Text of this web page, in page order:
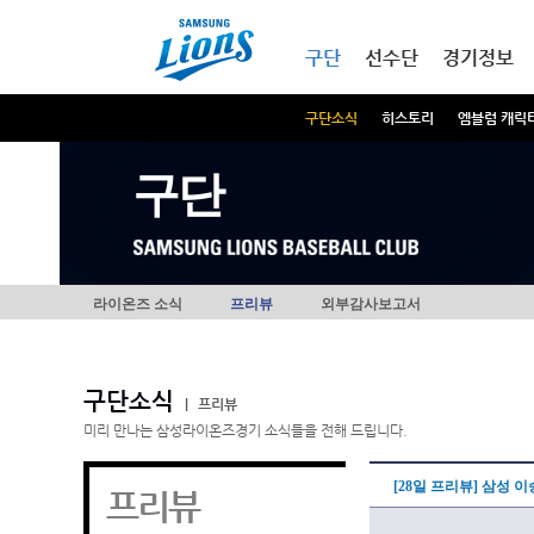
구단
구단소식 히스토리 엠블럼 캐릭
선수단 경기정보
구단
라이온즈 소식 프리뷰 외부감사보고서
구단소식
프리뷰
미리 만나는 삼성라이온즈경기 소식들을 전해 드립니다.
프리뷰 [28일 프리뷰] 삼성